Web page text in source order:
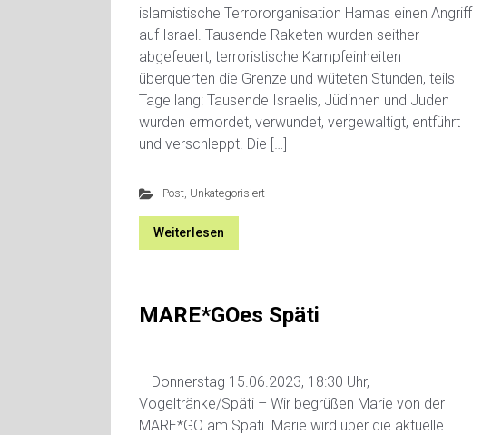
islamistische Terrororganisation Hamas einen Angriff
auf Israel. Tausende Raketen wurden seither
abgefeuert, terroristische Kampfeinheiten
überquerten die Grenze und wüteten Stunden, teils
Tage lang: Tausende Israelis, Jüdinnen und Juden
wurden ermordet, verwundet, vergewaltigt, entführt
und verschleppt. Die […]
Post, Unkategorisiert
Weiterlesen
MARE*GOes Späti
– Donnerstag 15.06.2023, 18:30 Uhr,
Vogeltränke/Späti – Wir begrüßen Marie von der
MARE*GO am Späti. Marie wird über die aktuelle